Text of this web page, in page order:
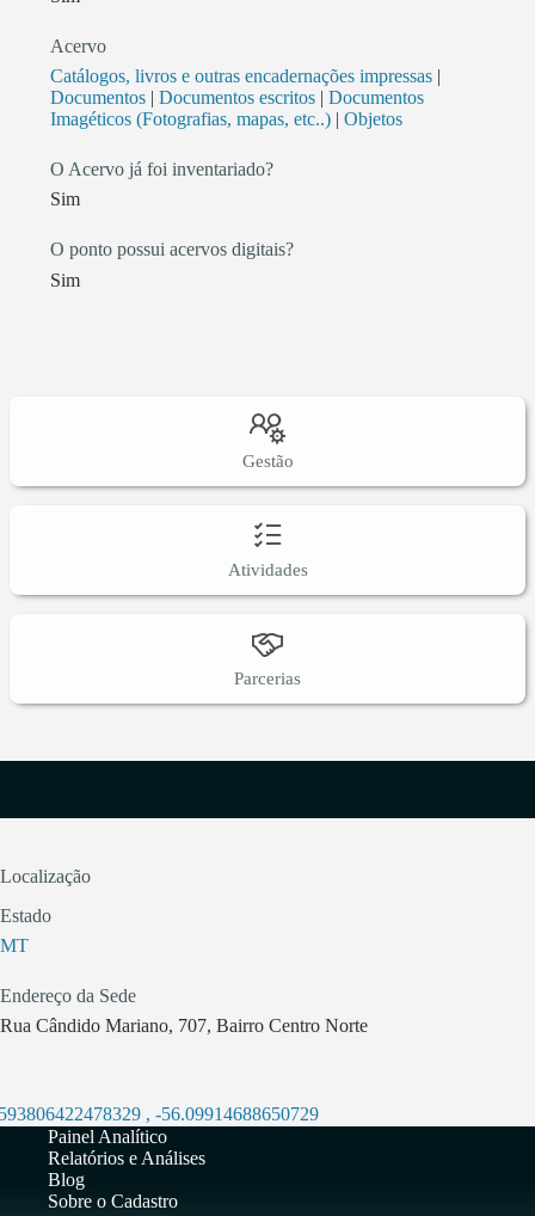
Acervo
Catálogos, livros e outras encadernações impressas |
Documentos | Documentos escritos | Documentos
Imagéticos (Fotografias, mapas, etc..) | Objetos
O Acervo já foi inventariado?
Sim
O ponto possui acervos digitais?
Sim
Gestão
Atividades
Parcerias
Localização
Estado
MT
Endereço da Sede
Rua Cândido Mariano, 707, Bairro Centro Norte
, -56.09914688650729
Painel Analítico
Relatórios e Análises
Blog
Sobre o Cadastro